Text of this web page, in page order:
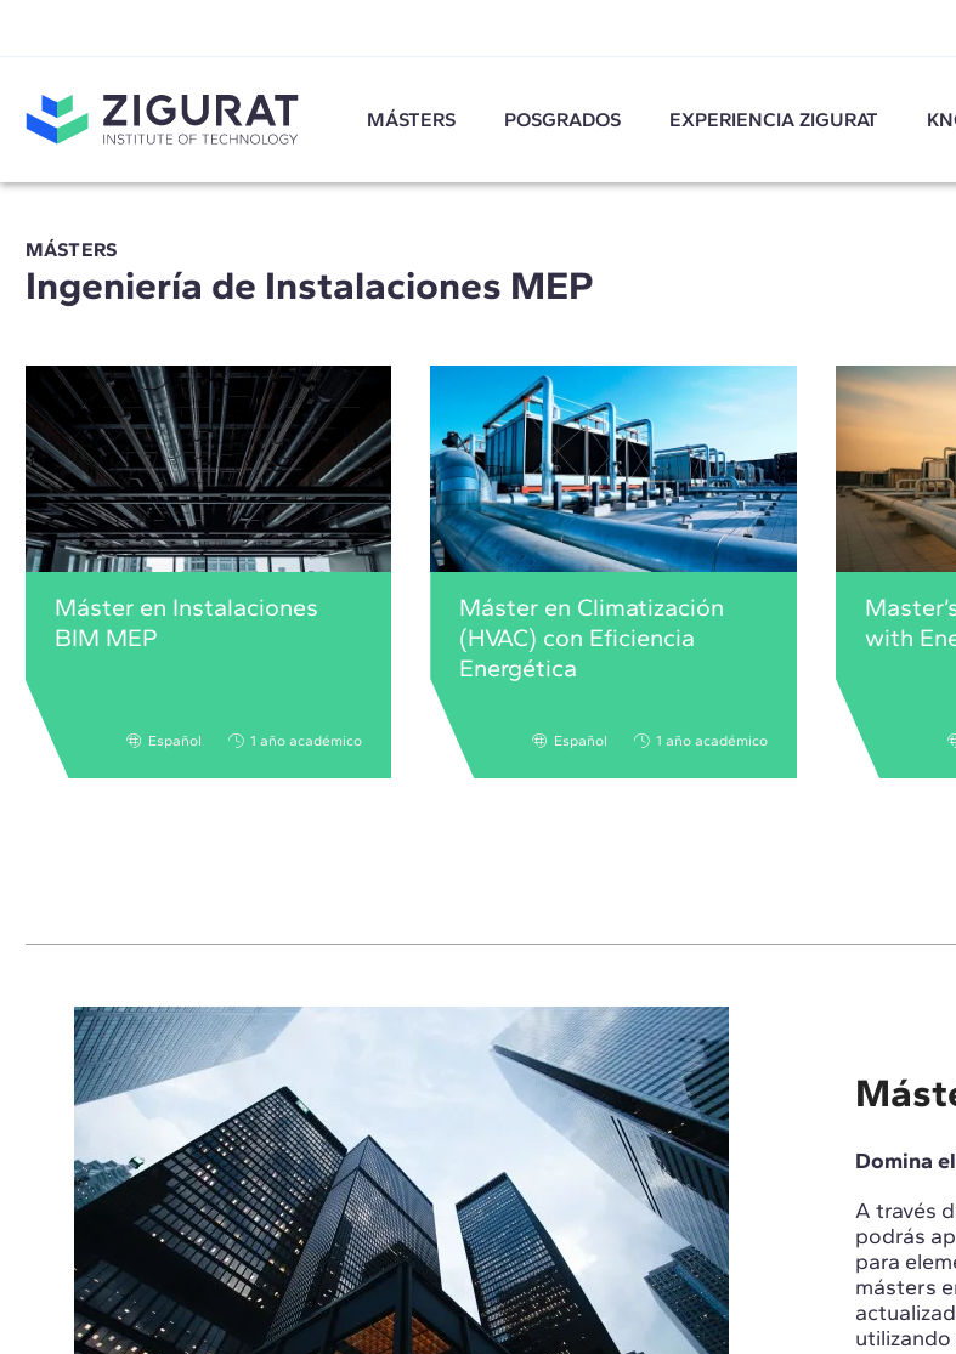
MÁSTERS POSGRADOS EXPERIENCIA ZIGURAT
MÁSTERS
Ingeniería de Instalaciones MEP
Máster en Instalaciones
BIM MEP
Español 1 año académico
Máster en Climatización
(HVAC) con Eficiencia
Energética
Español 1 año académico
with
Domina
A través
podrás
para
másters
utilizando